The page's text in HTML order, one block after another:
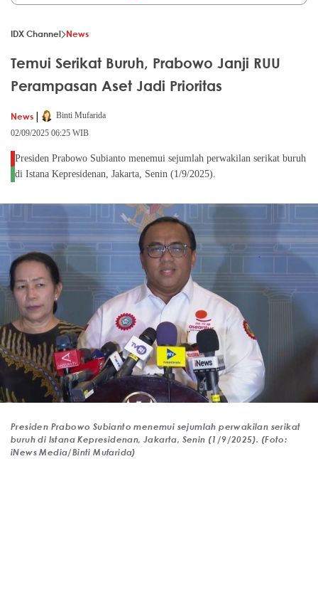
IDX Channel News
Temui Serikat Buruh, Prabowo Janji RUU
Perampasan Aset Jadi Prioritas
News |
Binti Mufarida
02/09/2025 06:25 WIB
Presiden Prabowo Subianto menemui sejumlah perwakilan serikat buruh
di Istana Kepresidenan, Jakarta, Senin (1/9/2025).
Presiden Prabowo Subianto menemui sejumlah perwakilan serikat
buruh di Istana Kepresidenan, Jakarta, Senin (1/9/2025). (Foto:
iNews Media/Binti Mufarida)